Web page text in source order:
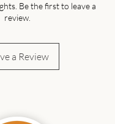
Be the first to leave a
review.
a Review